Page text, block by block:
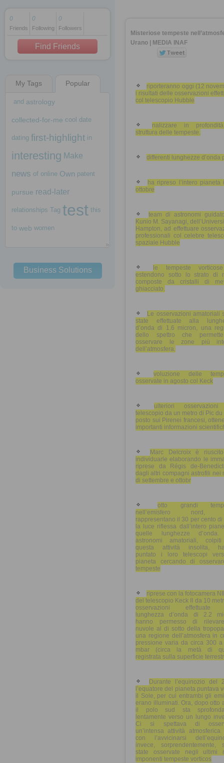
1 decade ago
1 decade ago
1 decade ago
0
Friends
0
Following
0
Followers
Find Friends
My Tags Popular
and astrology
collected-for-me cool date
dating first-highlight in
interesting Make
news of online Own patent
pursue read-later
relationships Tag test this
to web women
Business Solutions
Misteriose tempeste
Urano | MEDIA INAF
riporteranno oggi (12
i risultati delle osservazioni
col telescopio Hubble
nalizzare in
struttura delle tempeste.
differenti lunghezze d’onda
ha ripreso l’intero pianeta
ottobre
team di astronomi
Kunio M. Sayanagi,
Hampton, ad effettuare
professionali col celebre
spaziale Hubble
le tempeste
estendono sotto lo strato di
composte da cristalli di
ghiacciato.
Le osservazioni amatoriali
state effettuate alla
d’onda di 1.6 micron, una
dello spettro che
osservare le zone più
dell’atmosfera.
voluzione delle
osservate in agosto col Keck
ulteriori
telescopio da un metro di Pic du
posto sui Pirenei francesi,
importanti informazioni
Marc Delcroix è
individuarle elaborando le
riprese da Régis de-
dagli altri compagni astrofili nei
di settembre e ottobr
otto grandi
nell’emisfero nord,
rappresentano il 30 per cento di
la luce riflessa dall’intero
quelle lunghezze
astronomi amatoriali,
questa attività insolita,
puntato i loro telescopi
pianeta cercando di
tempeste
riprese con la fotocamera
del telescopio Keck II da 10
osservazioni effettuate
lunghezza d’onda di 2.2
hanno permesso di
nuvole al di sotto della
una regione dell’atmosfera in
pressione varia da circa 300
mbar (circa la metà di
registrata sulla superficie
Durante l’equinozio del
l’equatore del pianeta puntava
il Sole, per cui entrambi gli
erano illuminati. Ora, dopo otto
il polo sud sta
lentamente verso un lungo
Ci si spettava di
un’intensa attività atmosferica
con l’avvicinarsi
invece, sorprendentemente,
state osservate negli ultimi
imponenti tempeste vorticos